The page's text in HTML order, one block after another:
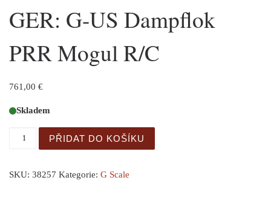
GER: G-US Dampflok
PRR Mogul R/C
761,00 €
Skladem
GER: G-US Dampflok PRR Mogul R/C množství
PŘIDAT DO KOŠÍKU
SKU: 38257 Kategorie: G Scale